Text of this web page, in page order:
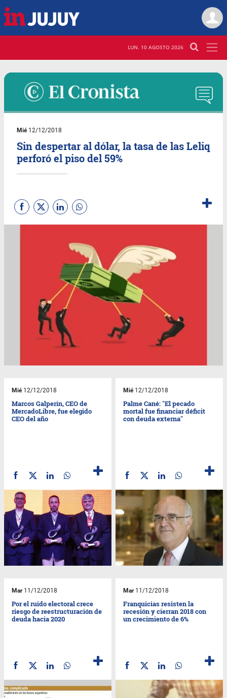
LUN. 10 AGOSTO 2026
Mié12/12/2018
Sin despertar al dólar, la tasa de las Leliq
perforó el piso del 59%
Mié12/12/2018
Marcos Galperin, CEO de
MercadoLibre, fue elegido
CEO del año
Mié12/12/2018
Palme Cané: "El pecado
mortal fue financiar déficit
con deuda externa"
Mar11/12/2018
Por el ruido electoral crece
riesgo de reestructuración de
deuda hacia 2020
Mar11/12/2018
Franquicias resisten la
recesión y cierran 2018 con
un crecimiento de 6%